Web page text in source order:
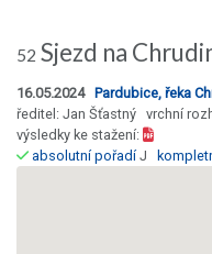
52 Sjezd na
16.05.2024 Pardubice, řeka
ředitel: Jan Šťastný vrchní
výsledky ke stažení:
absolutní pořadíJ